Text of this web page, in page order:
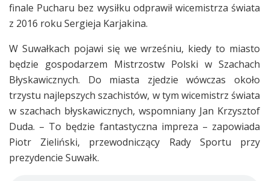
finale Pucharu bez wysiłku odprawił wicemistrza świata
z 2016 roku Sergieja Karjakina.
W Suwałkach pojawi się we wrześniu, kiedy to miasto
będzie gospodarzem Mistrzostw Polski w Szachach
Błyskawicznych. Do miasta zjedzie wówczas około
trzystu najlepszych szachistów, w tym wicemistrz świata
w szachach błyskawicznych, wspomniany Jan Krzysztof
Duda. – To będzie fantastyczna impreza – zapowiada
Piotr Zieliński, przewodniczący Rady Sportu przy
prezydencie Suwałk.